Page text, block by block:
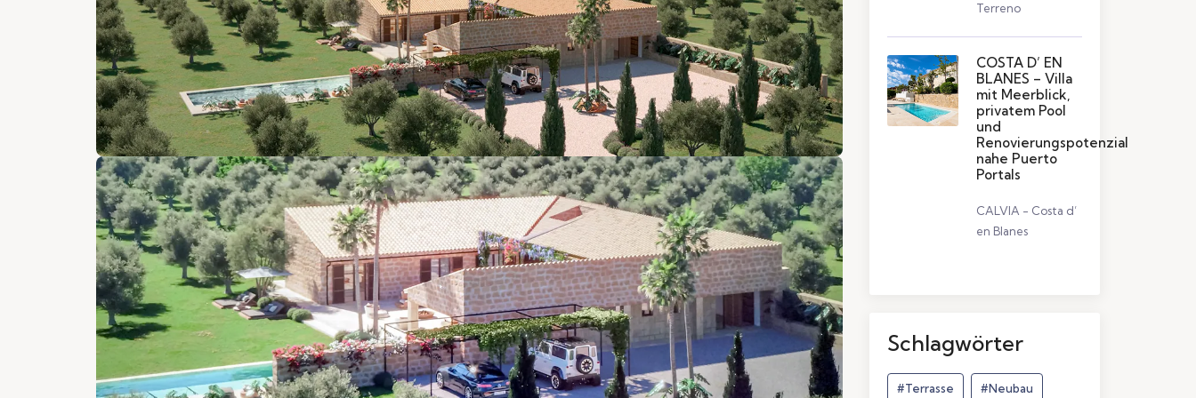
Terreno
COSTA D’ EN
BLANES – Villa
mit Meerblick,
privatem Pool
und
Renovierungspotenzial
nahe Puerto
Portals
CALVIA - Costa d’
en Blanes
Schlagwörter
#Terrasse #Neubau